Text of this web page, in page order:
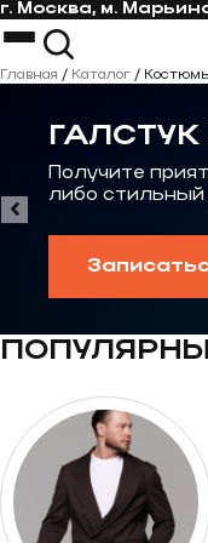
Перейти к контенту
г. Москва, м.
Костюмы
Костюм на свадьбу
Casual костюм
Костюмы на
Главная / Каталог /
Получите
либо стильный
Перейти